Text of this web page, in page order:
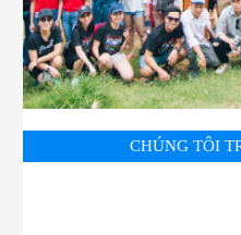
CHÚNG TÔI